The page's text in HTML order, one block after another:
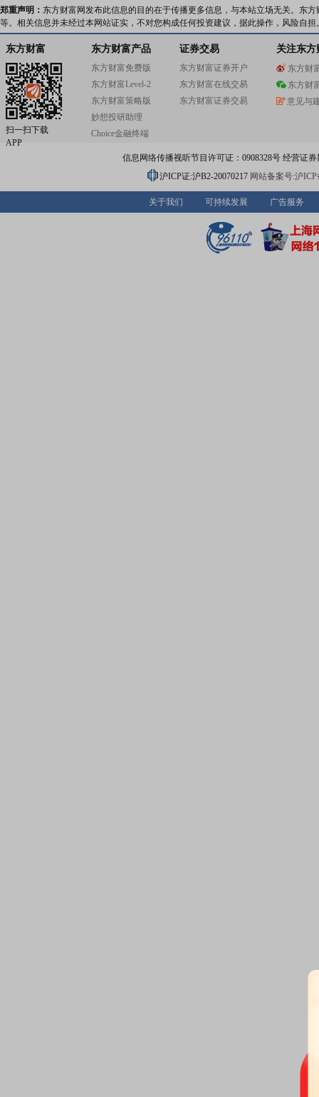
郑重声明： 东方财富网发布此信息的目的在于传播更多信息，与本站立场无关。东
等。相关信息并未经过本网站证实，不对您构成任何投资建议，据此操作，风险自担